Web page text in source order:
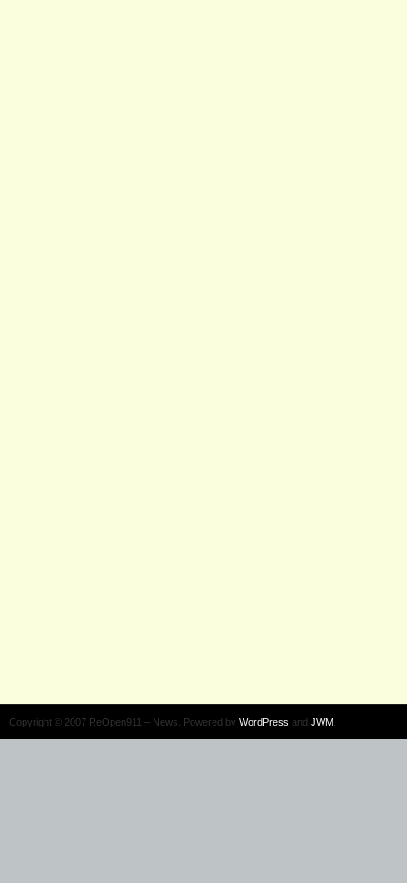
Copyright © 2007 ReOpen911 – News. Powered by WordPress and JWM